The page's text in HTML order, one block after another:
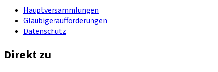
Hauptversammlungen
Gläubigeraufforderungen
Datenschutz
Direkt zu